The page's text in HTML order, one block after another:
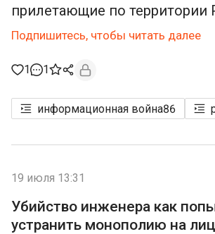
прилетающие по территории
Подпишитесь, чтобы читать далее
1 1
информационная война86
19 июля 13:31
Убийство инженера как
устранить монополию на